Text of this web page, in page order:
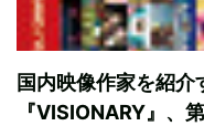
国内映像作家を紹
『VISIONARY』、